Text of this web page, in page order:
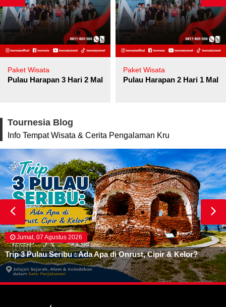
Paket Wisata
Pulau Harapan 3 Hari 2 Malam
Paket Wisata
Pulau Harapan 2 Hari 1
Tournesia Blog
Info Tempat Wisata & Cerita Pengalaman Kru
Jumat, 07 Agustus 2026
Trip 3 Pulau Seribu : Ada Apa di Onrust, Cipir & Kelor?